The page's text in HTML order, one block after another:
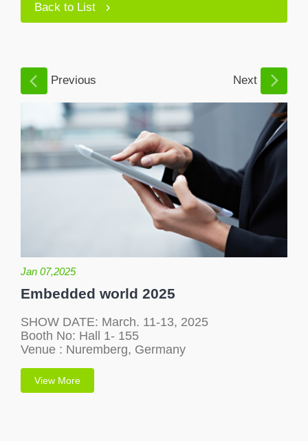
Back to List
Previous Next
Jan 07,2025
Embedded world 2025
SHOW DATE: March. 11-13, 2025
Booth No: Hall 1- 155
Venue : Nuremberg, Germany
View More